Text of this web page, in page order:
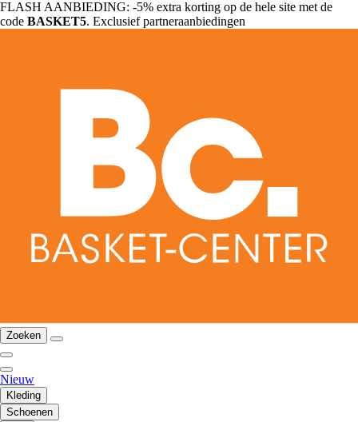
FLASH AANBIEDING: -5% extra korting op de hele site met de
code BASKET5. Exclusief partneraanbiedingen
Zoeken
Nieuw
Kleding
Schoenen